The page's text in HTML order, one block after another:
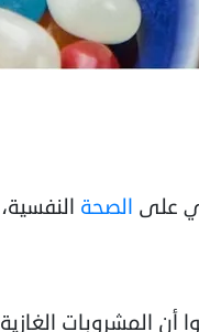
على الصحة النفسية،
إن العلماء أثبتوا أن المشروبات الغازية